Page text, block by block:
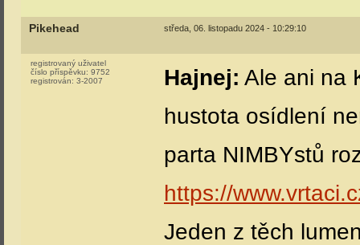
Pikehead středa, 06. listopadu 2024 - 10:29:10
registrovaný uživatel
číslo příspěvku: 9752
registrován: 3-2007 Hajnej: Ale ani na
hustota osídlení
parta NIMBYstů
https://
Jeden z těch